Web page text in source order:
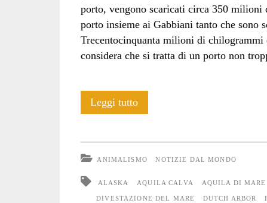
porto, vengono scaricati circa 350
porto insieme ai Gabbiani tanto che sono
Trecentocinquanta milioni di chilogrammi
considera che si tratta di un porto non
Leggi tuttoL’Aquila
il
ANIMALISMO NOTIZIE DAL MONDO
ALASKA AQUILA CALVA AQUILA DI MARE
DIVESTAZIONE DEL MARE DUTCH ARBOR